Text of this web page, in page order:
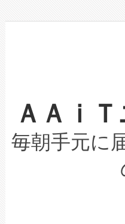
設備整備お
加組織は、
選定された
取得できる
設には、3
最高経営責
す。「当社
ームを利用
きます。こ
る電力網に
事業者の負
系統連系を
限を超えて
持できるよ
ービスレベ
テリー性能
念は、現在
ます。
したAvia 2
狭視野の
ケーブル、
なレーザー
な環境下で
キロメート
LiDAR for
は1535 nm
イズの小径
ＡＡｉ
毎朝手元に